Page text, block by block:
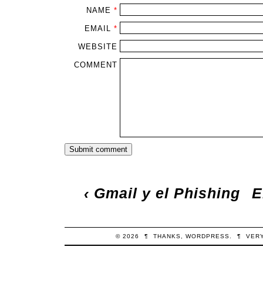
NAME *
EMAIL *
WEBSITE
COMMENT
‹ Gmail y el Phishing
© 2026 ¶ THANKS, WORDPRESS ¶